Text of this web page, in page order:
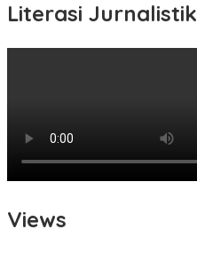
Literasi Jurnalistik
Views